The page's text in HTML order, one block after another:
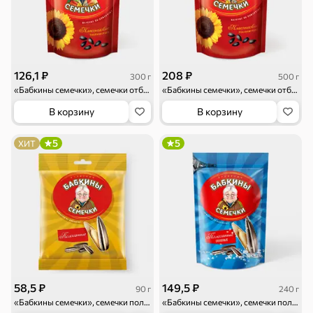
126,1 ₽
300 г
«Бабкины семечки», семечки отборные, жареные, 300 г
В корзину
208 ₽
500 г
«Бабкины семечки», семечки отборные, жареные, 500 г
В корзину
58,5 ₽
90 г
«Бабкины семечки», семечки полосатые, жареные, 90 г
ХИТ 5
149,5 ₽
240 г
«Бабкины семечки», семечки полосатые, солёные, 240 г
5
Смеси для
десертов, специи,
приправы
Макаронные
изделия
Сухие завтраки
Чай, кофе и напитки
Соки и нектары Кофе, какао
Для дома
Батарейки и
зажигалки
Зоотовары
Кухонные
принадлежности
Всё для уборки
Подарочные
пакеты
Для детей